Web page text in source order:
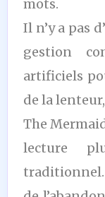
mots.
Il n’y a pas
gestion
artificiels
de la
The
lecture
traditionnel.